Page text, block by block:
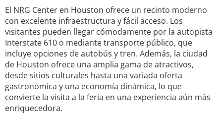
El NRG Center en Houston ofrece un recinto moderno
con excelente infraestructura y fácil acceso. Los
visitantes pueden llegar cómodamente por la autopista
Interstate 610 o mediante transporte público, que
incluye opciones de autobús y tren. Además, la ciudad
de Houston ofrece una amplia gama de atractivos,
desde sitios culturales hasta una variada oferta
gastronómica y una economía dinámica, lo que
convierte la visita a la feria en una experiencia aún más
enriquecedora.